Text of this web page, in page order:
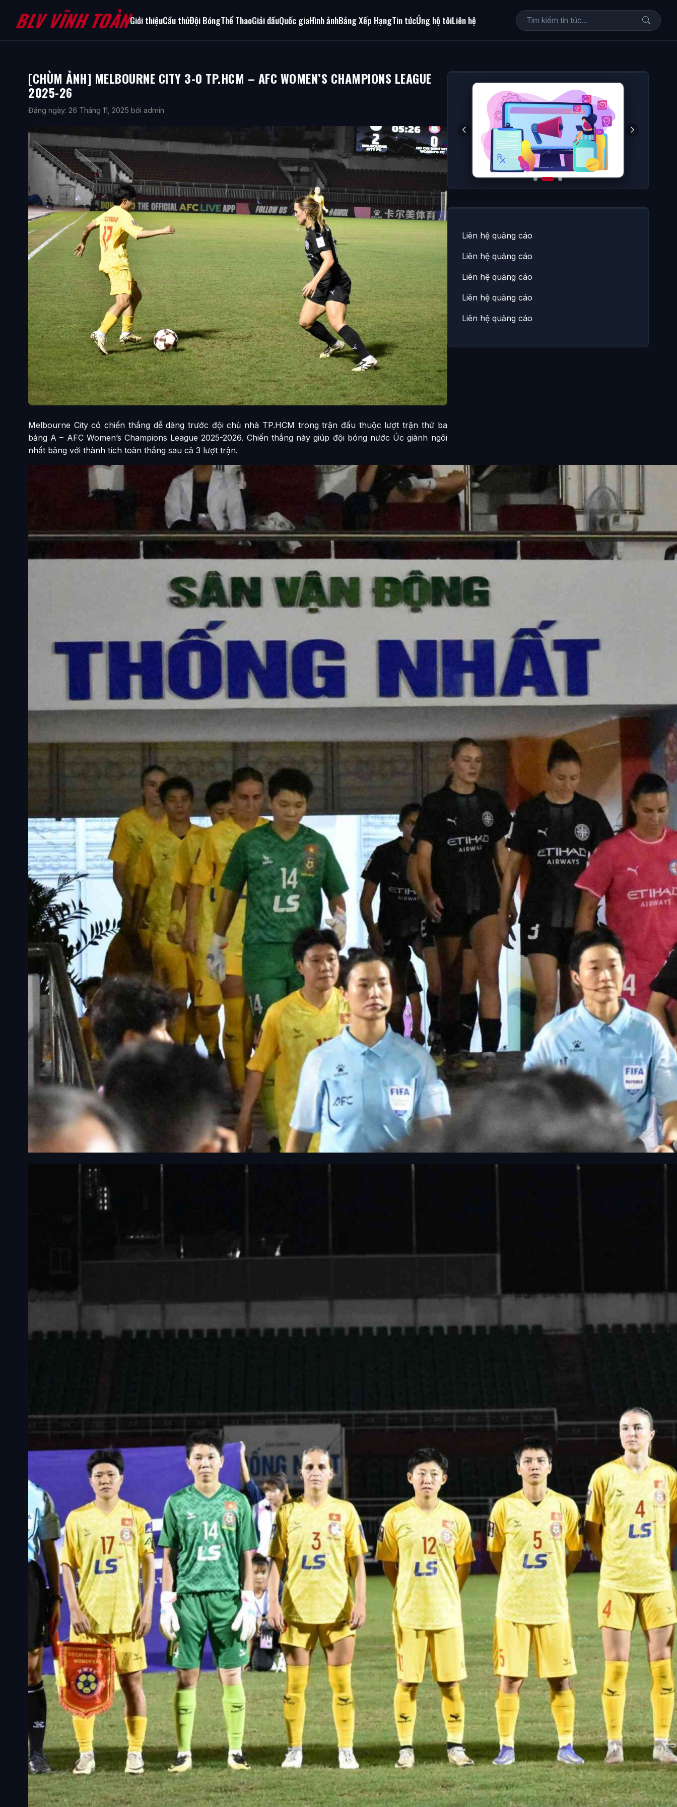
BLV VĨNH TOÀNGiới thiệuCầu thủĐội BóngThể ThaoGiải đấuQuốc giaHình ảnhBảng Xếp HạngTin tứcỦng hộ tôiLiên hệ
[CHÙM ẢNH] MELBOURNE CITY 3-0 TP.HCM – AFC WOMEN’S CHAMPIONS LEAGUE
2025-26
Đăng ngày: 26 Tháng 11, 2025 bởi admin
Melbourne City có chiến thắng dễ dàng trước đội chủ nhà TP.HCM trong trận đấu thuộc lượt trận thứ ba
bảng A – AFC Women’s Champions League 2025-2026. Chiến thắng này giúp đội bóng nước Úc giành ngôi
nhất bảng với thành tích toàn thắng sau cả 3 lượt trận.
Liên hệ quảng cáo
Liên hệ quảng cáo
Liên hệ quảng cáo
Liên hệ quảng cáo
Liên hệ quảng cáo